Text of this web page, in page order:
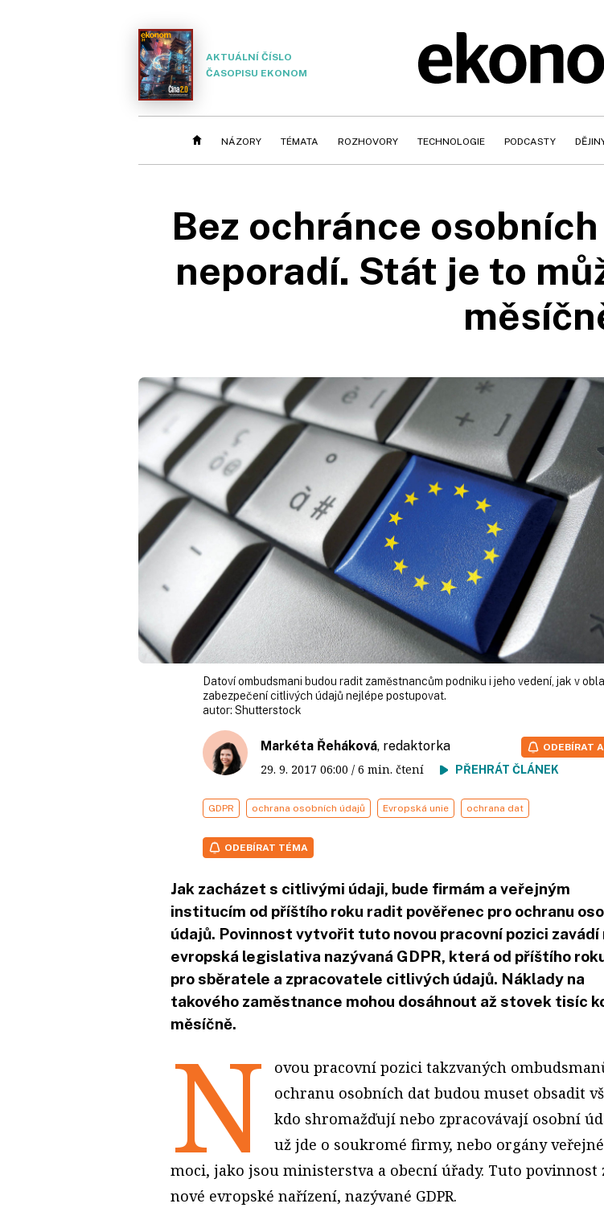
AKTUÁLNÍ ČÍSLO
ČASOPISU EKONOM
NÁZORY TÉMATA ROZHOVORY TECHNOLOGIE PODCASTY
Bez ochránce
neporadí. Stát je to
Datoví ombudsmani budou radit zaměstnancům podniku i jeho vedení, jak v
zabezpečení citlivých údajů nejlépe postupovat.
autor: Shutterstock
Markéta Řeháková, redaktorka
29. 9. 2017 06:00 / 6 min. čtení PŘEHRÁT ČLÁNEK
ODEBÍRAT
GDPR ochrana osobních údajů Evropská unie ochrana dat
ODEBÍRAT TÉMA
Jak zacházet s citlivými údaji, bude firmám a veřejným
institucím od příštího roku radit pověřenec pro ochranu
údajů. Povinnost vytvořit tuto novou pracovní pozici zavádí
evropská legislativa nazývaná GDPR, která od příštího
pro sběratele a zpracovatele citlivých údajů. Náklady na
takového zaměstnance mohou dosáhnout až stovek tisíc
měsíčně.
N
ovou pracovní pozici takzvaných
ochranu osobních dat budou muset obsadit
kdo shromažďují nebo zpracovávají osobní
už jde o soukromé firmy, nebo orgány veřejné
moci, jako jsou ministerstva a obecní úřady. Tuto povinnost
nové evropské nařízení, nazývané GDPR.